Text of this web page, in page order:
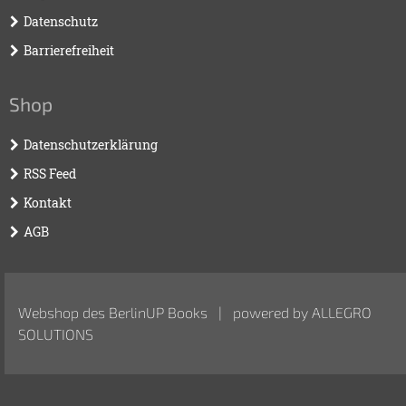
Datenschutz
Barrierefreiheit
Shop
Datenschutzerklärung
RSS Feed
Kontakt
AGB
Webshop des BerlinUP Books | powered by ALLEGRO
SOLUTIONS